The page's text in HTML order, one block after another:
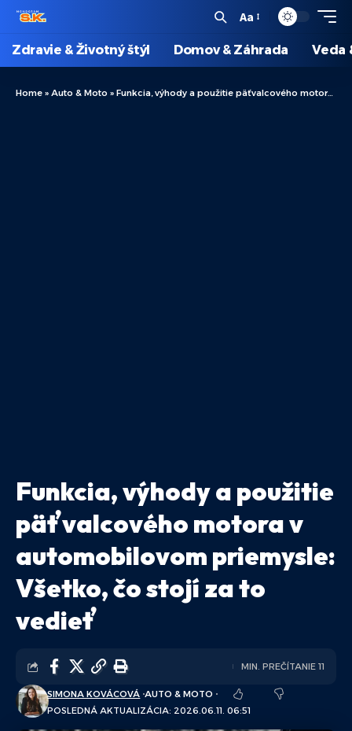
Aa
Zdravie & Životný štýl Domov & Záhrada Veda
Home » Auto & Moto » Funkcia, výhody a použitie päťvalcového motora v automobilovom priemysle: Všetko, čo stojí za to vedieť
Funkcia, výhody a použitie
päťvalcového motora v
automobilovom priemysle:
Všetko, čo stojí za to
vedieť
POSLEDNÁ AKTUALIZÁCIA: 2026.06.11. 06:51
SIMONA KOVÁCOVÁ AUTO & MOTO
MIN. PREČÍTANIE 11